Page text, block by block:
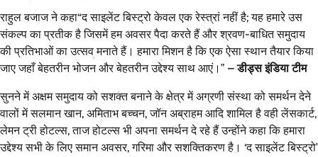
राहुल बजाज ने कहा“द साइलेंट बिस्ट्रो केवल एक रेस्त्रां नहीं है; यह हमारे उस
संकल्प का प्रतीक है जिसमें हम अवसर पैदा करते हैं और श्रवण-बाधित समुदाय
की प्रतिभाओं का उत्सव मनाते हैं। हमारा मिशन है कि एक ऐसा स्थान तैयार किया
जाए जहाँ बेहतरीन भोजन और बेहतरीन उद्देश्य साथ आएं।” – डीड्स इंडिया टीम
सुनने में अक्षम समुदाय को सशक्त बनाने के क्षेत्र में अग्रणी संस्था को समर्थन देने
वालों में सलमान खान, अमिताभ बच्चन, जॉन अब्राहम आदि शामिल है वही लेंसकार्ट,
लेमन ट्री होटल्स, ताज होटल्स भी अपना समर्थन दे रहे हैं उन्होंने कहा कि हमारा
उद्देश्य सभी के लिए समान अवसर, गरिमा और सशक्तिकरण है। ‘द साइलेंट बिस्ट्रो’